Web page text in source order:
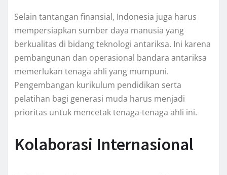
Selain tantangan finansial, Indonesia juga harus
mempersiapkan sumber daya manusia yang
berkualitas di bidang teknologi antariksa. Ini karena
pembangunan dan operasional bandara antariksa
memerlukan tenaga ahli yang mumpuni.
Pengembangan kurikulum pendidikan serta
pelatihan bagi generasi muda harus menjadi
prioritas untuk mencetak tenaga-tenaga ahli ini.
Kolaborasi Internasional